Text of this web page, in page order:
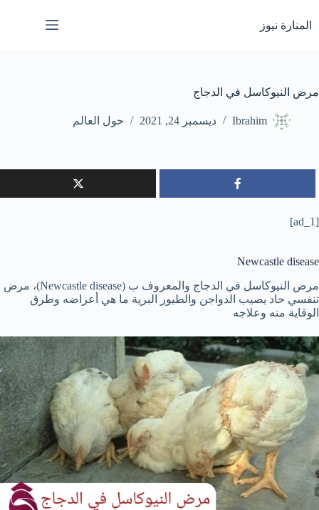
إلى
المحتوى
المنارة نيوز
مرض النيوكاسل في الدجاج
Ibrahim ديسمبر 24, 2021 حول العالم
[ad_1]
Newcastle disease
مرض النيوكاسل في الدجاج والمعروف ب (Newcastle disease)، مرض
تنفسي حاد يصيب الدواجن والطيور البرية ما هي أعراضه وطرق
الوقاية منه وعلاجه